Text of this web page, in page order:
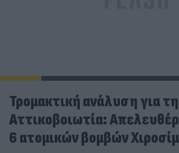
Τρομακτική ανάλυση για
Αττικοβοιωτία:
6 ατομικών βομβών